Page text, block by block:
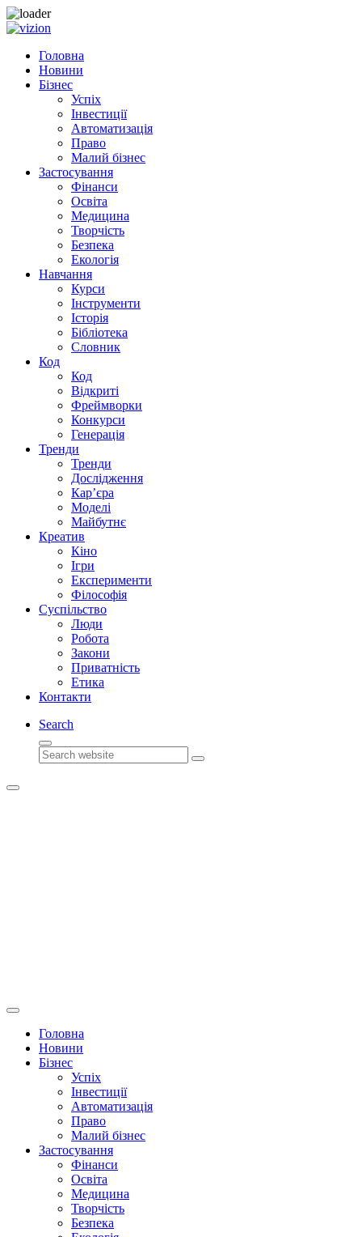
Skip to content
Головна
Новини
Бізнес
Успіх
Інвестиції
Автоматизація
Право
Малий бізнес
Застосування
Фінанси
Освіта
Медицина
Творчість
Безпека
Екологія
Навчання
Курси
Інструменти
Історія
Бібліотека
Словник
Код
Код
Відкриті
Фреймворки
Конкурси
Генерація
Тренди
Тренди
Дослідження
Кар’єра
Моделі
Майбутнє
Креатив
Кіно
Ігри
Експерименти
Філософія
Суспільство
Люди
Робота
Закони
Приватність
Етика
Контакти
Search
Search
Головна
Новини
Бізнес
Успіх
Інвестиції
Автоматизація
Право
Малий бізнес
Застосування
Фінанси
Освіта
Медицина
Творчість
Безпека